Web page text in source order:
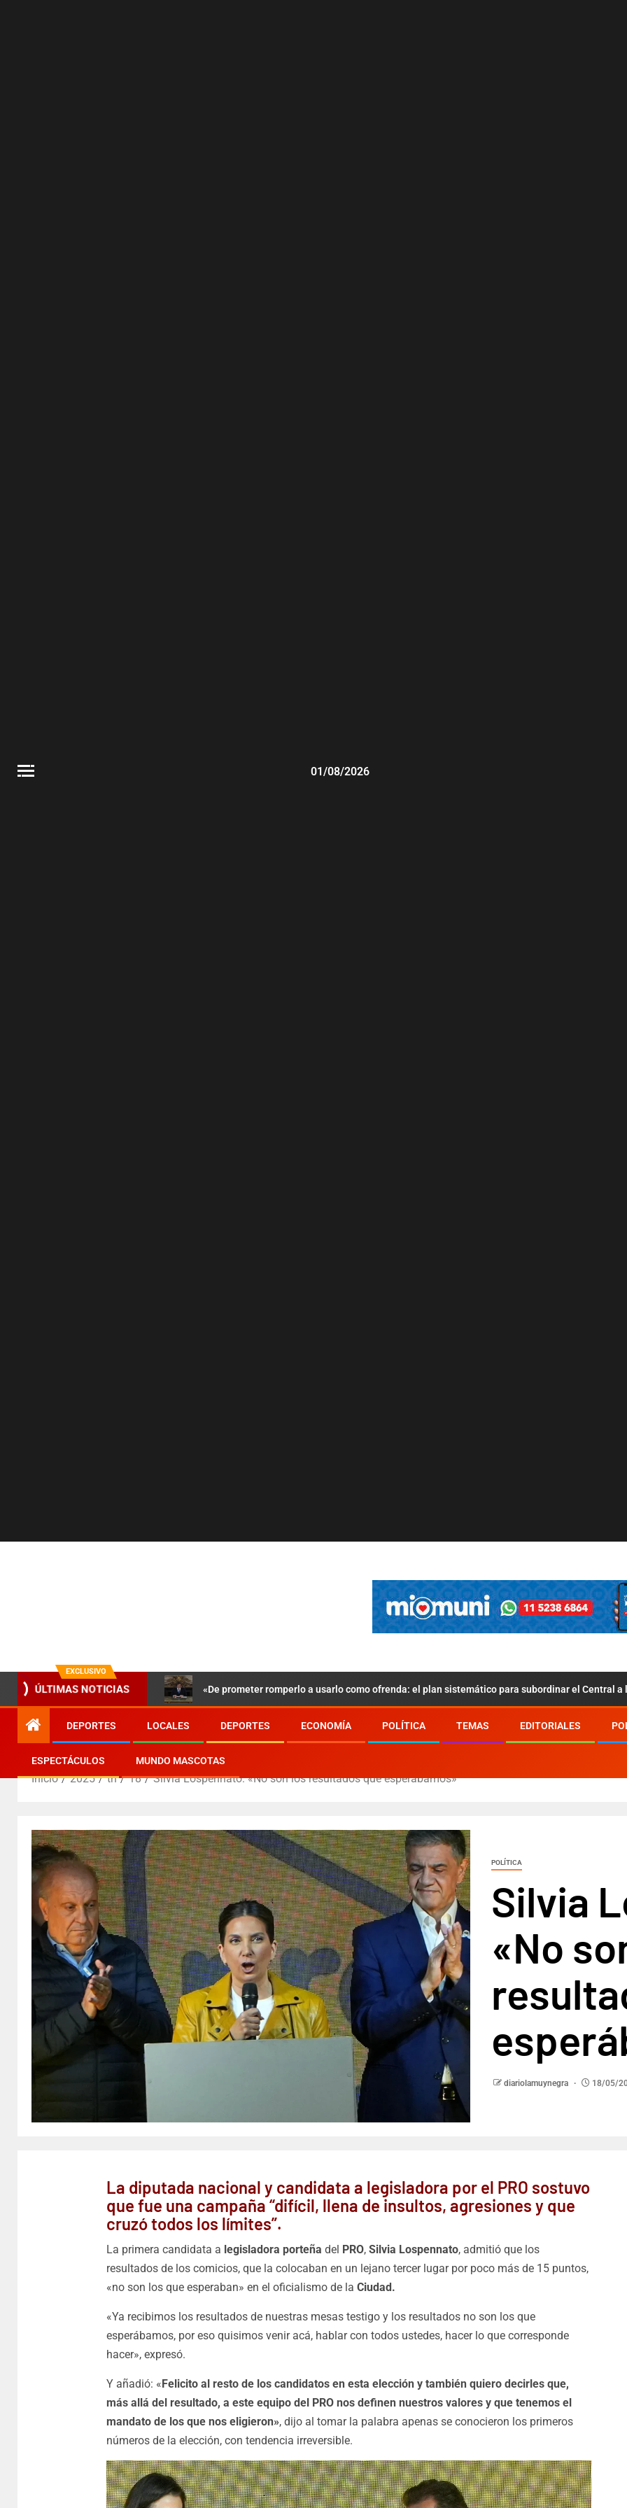
01/08/2026
EXCLUSIVO
ÚLTIMAS NOTICIAS «De prometer romperlo a usarlo como ofrenda: el plan sistemático para subordinar el Central a
DEPORTES LOCALES DEPORTES ECONOMÍA POLÍTICA TEMAS EDITORIALES
ESPECTÁCULOS MUNDO MASCOTAS
Inicio 2025 th 18 Silvia Lospennato: «No son los resultados que esperábamos»
POLÍTICA
Silvia
«No
diariolamuynegra 18/05/
La diputada nacional y candidata a legisladora por el PRO sostuvo
que fue una campaña “difícil, llena de insultos, agresiones y que
cruzó todos los límites”.
La primera candidata a legisladora porteña del PRO, Silvia Lospennato, admitió que los
resultados de los comicios, que la colocaban en un lejano tercer lugar por poco más de 15 puntos,
«no son los que esperaban» en el oficialismo de la Ciudad.
«Ya recibimos los resultados de nuestras mesas testigo y los resultados no son los que
esperábamos, por eso quisimos venir acá, hablar con todos ustedes, hacer lo que corresponde
hacer», expresó.
Y añadió: « Felicito al resto de los candidatos en esta elección y también quiero decirles que,
más allá del resultado, a este equipo del PRO nos definen nuestros valores y que tenemos el
mandato de los que nos eligieron», dijo al tomar la palabra apenas se conocieron los primeros
números de la elección, con tendencia irreversible.